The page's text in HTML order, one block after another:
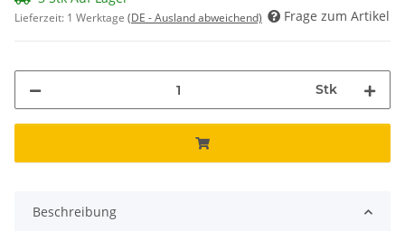
Lieferzeit: 1 Werktage (DE - Ausland abweichend) Frage zum Artikel
Stk
Beschreibung